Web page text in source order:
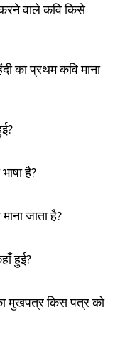
करने वाले कवि किसे
का प्रथम कवि माना
?
है?
जाता है?
हुई?
मुखपत्र किस पत्र को